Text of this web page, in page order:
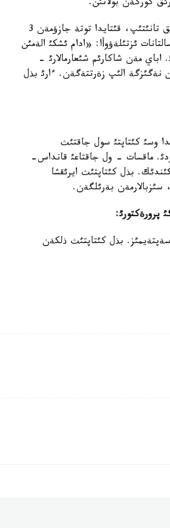
كةيئننةن وعان قئتاي حالئق رةسپؤبليكاسئنداعئ قانداستارئمئز قئزئعؤشئلئق تانئتئپ، قئتايدا توتة جازؤمةن 3
ئزتئلةؤوأا: «ادام ئشكئ الةمئن
مةن شاكارئم شئعارمالارئ -
نةگئزگة الئپ زةرتتةگةن. ءارئ بذل
وسئ كئتاپتئ سول جاقتئث
دانامةن جارئققا شئعاردئ. ماقسات - ول جاقتاعئ قانداس-
بذل كئتاپتئث ايرئقشا
بةرئلگةن.
پرورةكتورئ:
بذل كئتاپتئث ذلكةن